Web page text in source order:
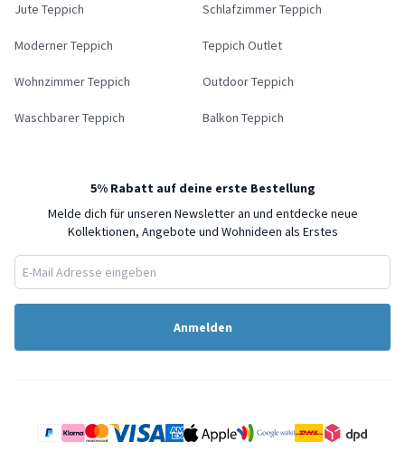
Jute Teppich Schlafzimmer Teppich
Moderner Teppich Teppich Outlet
Wohnzimmer Teppich Outdoor Teppich
Waschbarer Teppich Balkon Teppich
5% Rabatt auf deine erste Bestellung
Melde dich für unseren Newsletter an und entdecke neue
Kollektionen, Angebote und Wohnideen als Erstes
Anmelden